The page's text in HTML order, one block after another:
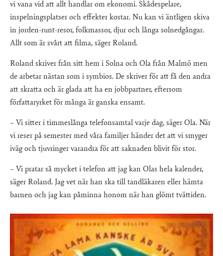
vi vana vid att allt handlar om ekonomi. Skådespelare,
inspelningsplatser och effekter kostar. Nu kan vi äntligen skiva
in jorden-runt-resor, folkmassor, djur och långa solnedgångar.
Allt som är svårt att filma, säger Roland.
Roland skriver från sitt hem i Solna och Ola från Malmö men
de arbetar nästan som i symbios. De skriver för att få den andra
att skratta och är glada att ha en jobbpartner, eftersom
författaryrket för många är ganska ensamt.
– Vi sitter i timmeslånga telefonsamtal varje dag, säger Ola. När
vi reser på semester med våra familjer händer det att vi smyger
iväg och tjuvringer varandra för att saknaden blivit för stor.
– Vi pratar så mycket i telefon att jag kan Olas hela kalender,
säger Roland. Jag vet när han ska till tandläkaren eller hämta
barnen och jag kan påminna honom när han glömt tvättiden.